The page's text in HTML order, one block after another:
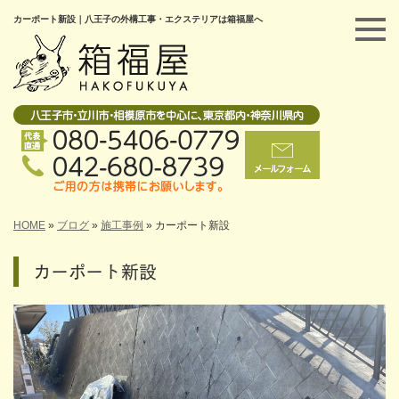
カーポート新設｜八王子の外構工事・エクステリアは箱福屋へ
HOME » ブログ » 施工事例 » カーポート新設
カーポート新設